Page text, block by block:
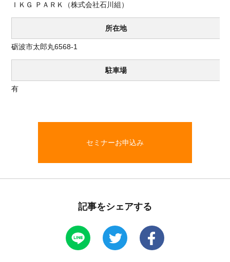
ＩＫＧ ＰＡＲＫ（株式会社石川組）
所在地
砺波市太郎丸6568-1
駐車場
有
セミナーお申込み
記事をシェアする